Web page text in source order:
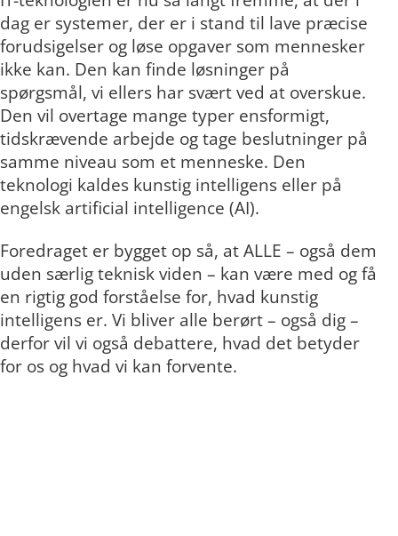
dag er systemer, der er i stand til lave præcise
forudsigelser og løse opgaver som mennesker
ikke kan. Den kan finde løsninger på
spørgsmål, vi ellers har svært ved at overskue.
Den vil overtage mange typer ensformigt,
tidskrævende arbejde og tage beslutninger på
samme niveau som et menneske. Den
teknologi kaldes kunstig intelligens eller på
engelsk artificial intelligence (AI).
Foredraget er bygget op så, at ALLE – også dem
uden særlig teknisk viden – kan være med og få
en rigtig god forståelse for, hvad kunstig
intelligens er. Vi bliver alle berørt – også dig –
derfor vil vi også debattere, hvad det betyder
for os og hvad vi kan forvente.